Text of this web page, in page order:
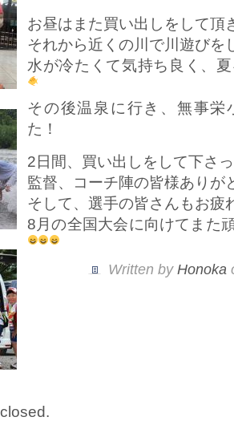
お昼はまた買い出しをして頂
それから近くの川で川遊びを
水が冷たくて気持ち良く、
その後温泉に行き、無事栄
た！
2日間、買い出しをして下さ
監督、コーチ陣の皆様ありが
そして、選手の皆さんもお疲
8月の全国大会に向けてまた
Written byHonoka